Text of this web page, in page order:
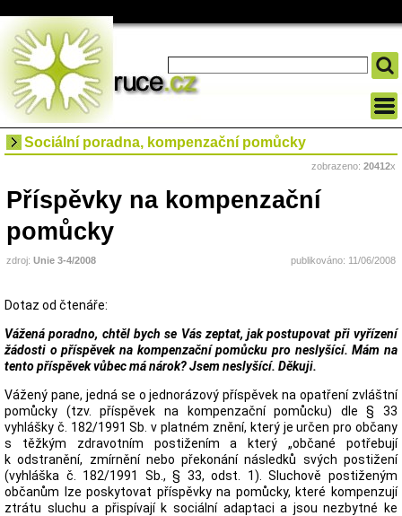
Sociální poradna, kompenzační pomůcky
zobrazeno: 20412x
Příspěvky na kompenzační
pomůcky
zdroj: Unie 3-4/2008 publikováno: 11/06/2008
Dotaz od čtenáře:
Vážená poradno, chtěl bych se Vás zeptat, jak postupovat při vyřízení
žádosti o příspěvek na kompenzační pomůcku pro neslyšící. Mám na
tento příspěvek vůbec má nárok? Jsem neslyšící. Děkuji.
Vážený pane, jedná se o jednorázový příspěvek na opatření zvláštní
pomůcky (tzv. příspěvek na kompenzační pomůcku) dle § 33
vyhlášky č. 182/1991 Sb. v platném znění, který je určen pro občany
s těžkým zdravotním postižením a který „občané potřebují
k odstranění, zmírnění nebo překonání následků svých postižení
(vyhláška č. 182/1991 Sb., § 33, odst. 1). Sluchově postiženým
občanům lze poskytovat příspěvky na pomůcky, které kompenzují
ztrátu sluchu a přispívají k sociální adaptaci a jsou nezbytné ke